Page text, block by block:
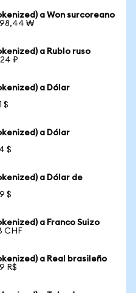
a Won surcoreano
₩
a Rublo ruso
₽
a Dólar
$
a Dólar
$
a Dólar de
$
a Franco Suizo
CHF
a Real brasileño
R$